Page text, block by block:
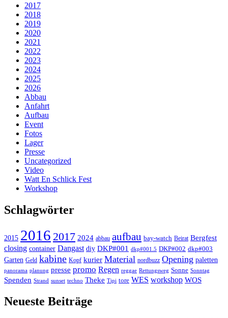
2017
2018
2019
2020
2021
2022
2023
2024
2025
2026
Abbau
Anfahrt
Aufbau
Event
Fotos
Lager
Presse
Uncategorized
Video
Watt En Schlick Fest
Workshop
Schlagwörter
2015 2016 2017 2024 abbau aufbau bay-watch Beirat Bergfest
closing container Dangast diy DKP#001 dkp#001.5 DKP#002 dkp#003
Garten Geld kabine Kopf kurier Material nordbuzz Opening paletten
panorama planung presse promo Regen reggae Rettungsweg Sonne Sonntag
Spenden Strand sunset techno Theke Tipi tore WES workshop WOS
Neueste Beiträge